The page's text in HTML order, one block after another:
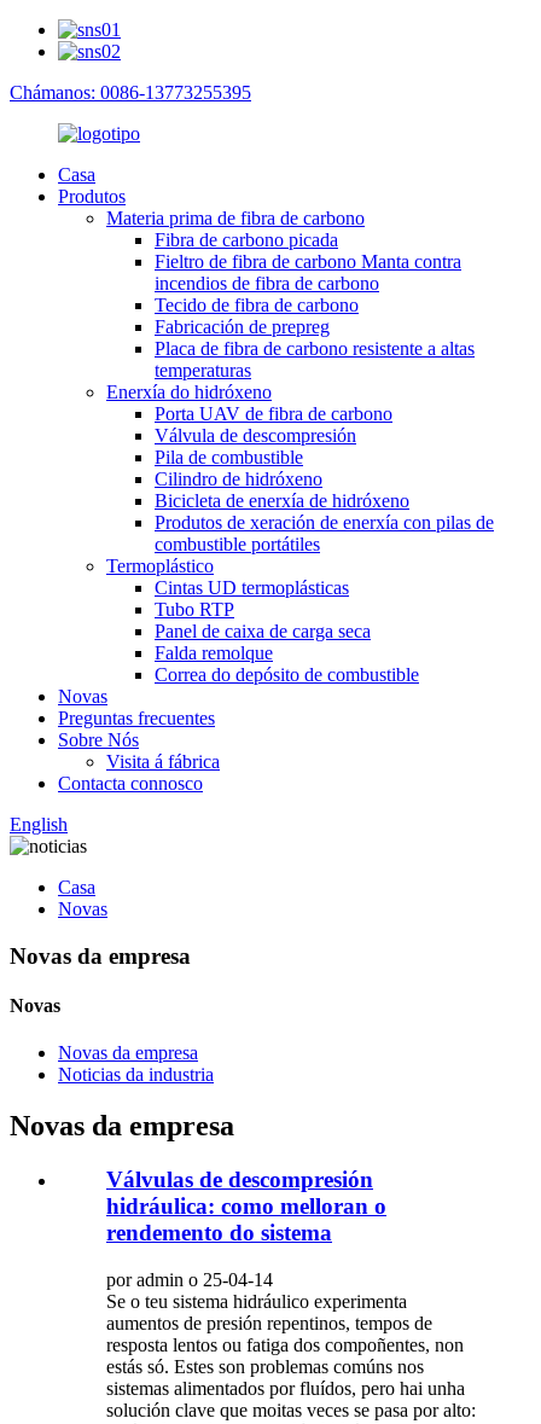
Chámanos: 0086-13773255395
Casa
Produtos
Materia prima de fibra de carbono
Fibra de carbono picada
Fieltro de fibra de carbono Manta contra
incendios de fibra de carbono
Tecido de fibra de carbono
Fabricación de prepreg
Placa de fibra de carbono resistente a altas
temperaturas
Enerxía do hidróxeno
Porta UAV de fibra de carbono
Válvula de descompresión
Pila de combustible
Cilindro de hidróxeno
Bicicleta de enerxía de hidróxeno
Produtos de xeración de enerxía con pilas de
combustible portátiles
Termoplástico
Cintas UD termoplásticas
Tubo RTP
Panel de caixa de carga seca
Falda remolque
Correa do depósito de combustible
Novas
Preguntas frecuentes
Sobre Nós
Visita á fábrica
Contacta connosco
English
Casa
Novas
Novas da empresa
Novas
Novas da empresa
Noticias da industria
Novas da empresa
Válvulas de descompresión
hidráulica: como melloran o
rendemento do sistema
por admin o 25-04-14
Se o teu sistema hidráulico experimenta
aumentos de presión repentinos, tempos de
resposta lentos ou fatiga dos compoñentes, non
estás só. Estes son problemas comúns nos
sistemas alimentados por fluídos, pero hai unha
solución clave que moitas veces se pasa por alto: